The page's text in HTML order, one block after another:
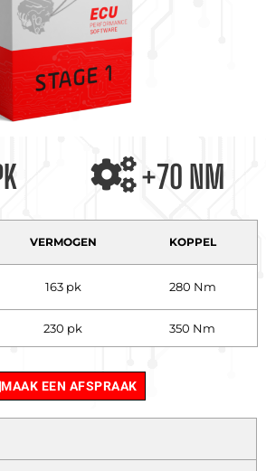
+70 NM
VERMOGEN KOPPEL
163 pk 280 Nm
230 pk 350 Nm
MAAK EEN AFSPRAAK